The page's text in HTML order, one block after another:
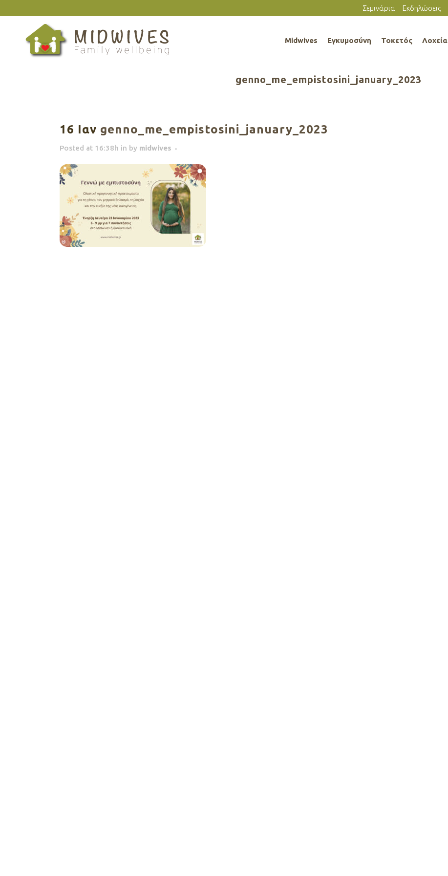
Σεμινάρια Εκδηλώσεις
Midwives Εγκυμοσύνη Τοκετός Λοχεία
genno_me_empistosini_january_2023
16 Ιαν genno_me_empistosini_january_2023
Posted at 16:38h in by midwives